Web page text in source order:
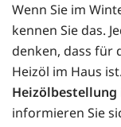
Wenn Sie im
kennen Sie das.
denken, dass für
Heizöl im Haus
Heizölbestellung
informieren Sie